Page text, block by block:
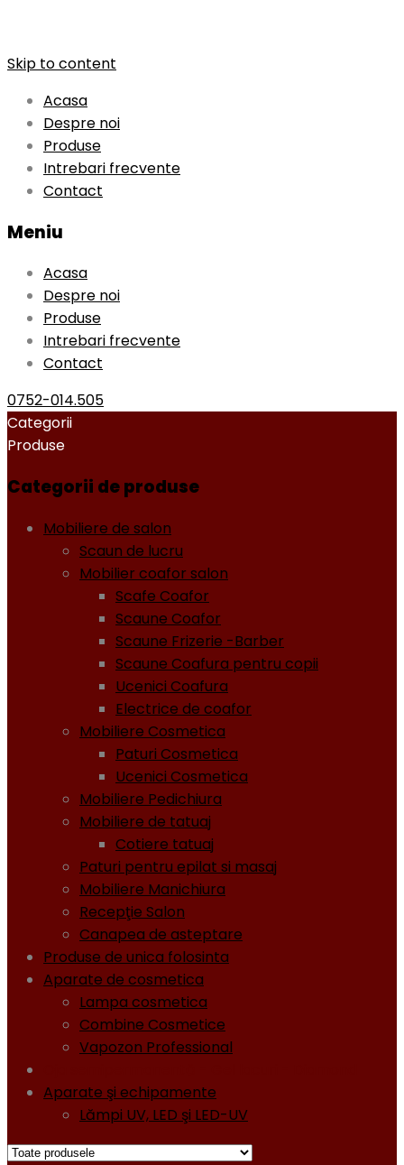
Skip to content
Acasa
Despre noi
Produse
Intrebari frecvente
Contact
Meniu
Acasa
Despre noi
Produse
Intrebari frecvente
Contact
0752-014.505
Categorii
Produse
Categorii de produse
Mobiliere de salon
Scaun de lucru
Mobilier coafor salon
Scafe Coafor
Scaune Coafor
Scaune Frizerie -Barber
Scaune Coafura pentru copii
Ucenici Coafura
Electrice de coafor
Mobiliere Cosmetica
Paturi Cosmetica
Ucenici Cosmetica
Mobiliere Pedichiura
Mobiliere de tatuaj
Cotiere tatuaj
Paturi pentru epilat si masaj
Mobiliere Manichiura
Recepţie Salon
Canapea de asteptare
Produse de unica folosinta
Aparate de cosmetica
Lampa cosmetica
Combine Cosmetice
Vapozon Professional
Aparate şi echipamente
Lămpi UV, LED şi LED-UV